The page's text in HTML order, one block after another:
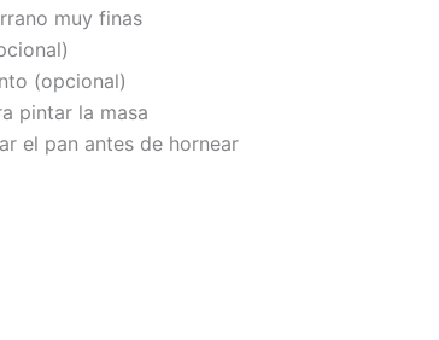
muy finas
(opcional)
pintar la masa
el pan antes de hornear